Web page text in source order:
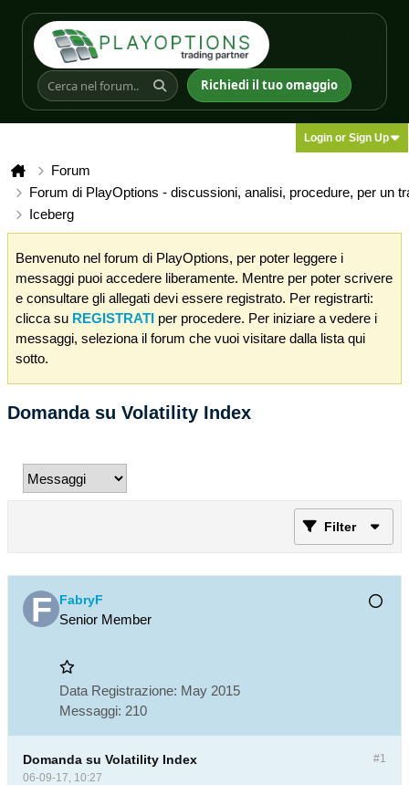
Richiedi il tuo omaggio
Login or Sign Up
Forum
Forum di PlayOptions - discussioni, analisi, procedure, per un
Iceberg
Benvenuto nel forum di PlayOptions, per poter leggere i
messaggi puoi accedere liberamente. Mentre per poter scrivere
e consultare gli allegati devi essere registrato. Per registrarti:
clicca su REGISTRATI per procedere. Per iniziare a vedere i
messaggi, seleziona il forum che vuoi visitare dalla lista qui
sotto.
Domanda su Volatility Index
Filter
FabryF
Senior Member
Data Registrazione: May 2015
Messaggi: 210
#1
Domanda su Volatility Index
06-09-17, 10:27